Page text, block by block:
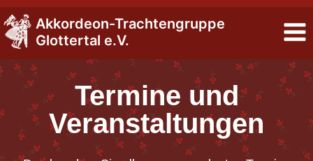
Zum
Inhalt
springen
Akkordeon-Trachtengruppe
Glottertal e.V.
Termine und
Veranstaltungen